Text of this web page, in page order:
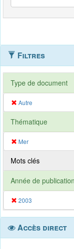
Filtres
Type de document
Autre
Thématique
Mer
Mots clés
Année de publication
2003
Accès direct